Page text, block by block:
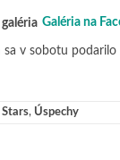
Galéria na
sa v sobotu
Stars, Úspechy